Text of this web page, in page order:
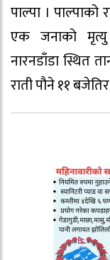
पाल्पा ।
एक जनाको
नारनडाँडा स्थित
राती पौने ११